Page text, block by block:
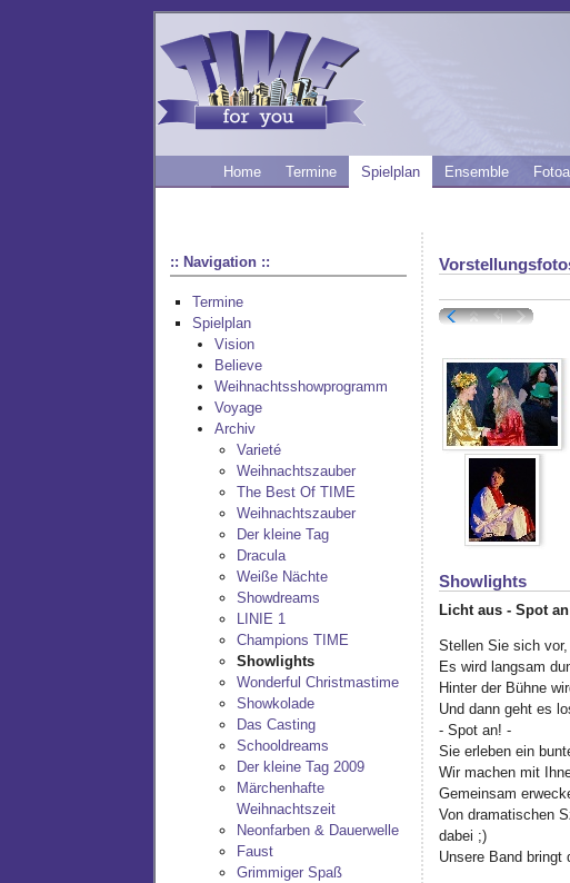
Home Termine Spielplan Ensemble
:: Navigation ::
Termine
Spielplan
Vision
Believe
Weihnachtsshowprogramm
Voyage
Archiv
Varieté
Weihnachtszauber
The Best Of TIME
Weihnachtszauber
Der kleine Tag
Dracula
Weiße Nächte
Showdreams
LINIE 1
Champions TIME
Showlights
Wonderful Christmastime
Showkolade
Das Casting
Schooldreams
Der kleine Tag 2009
Märchenhafte
Weihnachtszeit
Neonfarben & Dauerwelle
Faust
Grimmiger Spaß
Showlights
Licht aus - Spot an
Stellen Sie sich
Es wird langsam
Hinter der Bühne
Und dann geht es
- Spot an! -
Sie erleben ein
Wir machen mit
Gemeinsam
Von dramatischen
dabei ;)
Unsere Band bringt